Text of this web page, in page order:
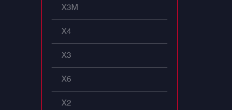
X3M
X4
X3
X6
X2